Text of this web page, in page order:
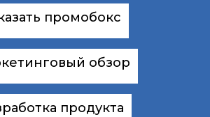
промобокс
обзор
продукта